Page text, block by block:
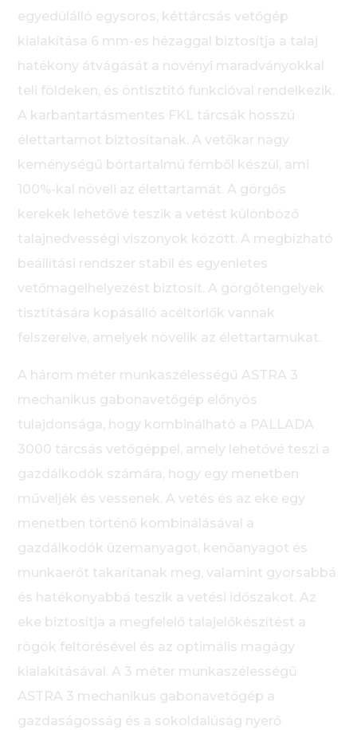
egyedülálló egysoros, kéttárcsás vetőgép
kialakítása 6 mm-es hézaggal biztosítja a talaj
hatékony átvágását a növényi maradványokkal
teli földeken, és öntisztító funkcióval rendelkezik.
A karbantartásmentes FKL tárcsák hosszú
élettartamot biztosítanak. A vetőkar nagy
keménységű bórtartalmú fémből készül, ami
100%-kal növeli az élettartamát. A görgős
kerekek lehetővé teszik a vetést különböző
talajnedvességi viszonyok között. A megbízható
beállítási rendszer stabil és egyenletes
vetőmagelhelyezést biztosít. A görgőtengelyek
tisztítására kopásálló acéltörlők vannak
felszerelve, amelyek növelik az élettartamukat.
A három méter munkaszélességű ASTRA 3
mechanikus gabonavetőgép előnyös
tulajdonsága, hogy kombinálható a PALLADA
3000 tárcsás vetőgéppel, amely lehetővé teszi a
gazdálkodók számára, hogy egy menetben
műveljék és vessenek. A vetés és az eke egy
menetben történő kombinálásával a
gazdálkodók üzemanyagot, kenőanyagot és
munkaerőt takarítanak meg, valamint gyorsabbá
és hatékonyabbá teszik a vetési időszakot. Az
eke biztosítja a megfelelő talajelőkészítést a
rögök feltörésével és az optimális magágy
kialakításával. A 3 méter munkaszélességű
ASTRA 3 mechanikus gabonavetőgép a
gazdaságosság és a sokoldalúság nyerő